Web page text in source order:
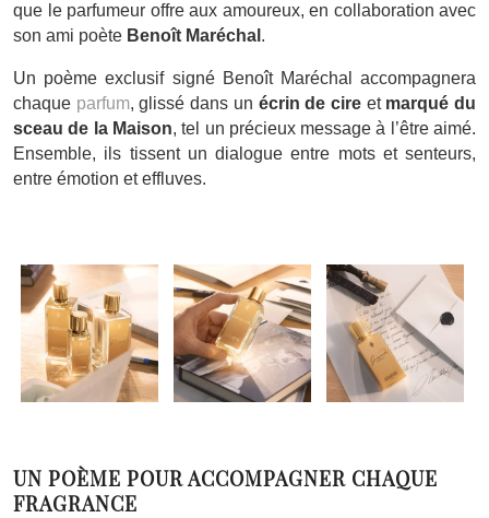
que le parfumeur offre aux amoureux, en collaboration avec
son ami poète Benoît Maréchal .
Un poème exclusif signé Benoît Maréchal accompagnera
chaque parfum, glissé dans un écrin de cireetmarqué du
sceau de la Maison, tel un précieux message à l’être aimé.
Ensemble, ils tissent un dialogue entre mots et senteurs,
entre émotion et effluves.
UN POÈME POUR ACCOMPAGNER CHAQUE
FRAGRANCE